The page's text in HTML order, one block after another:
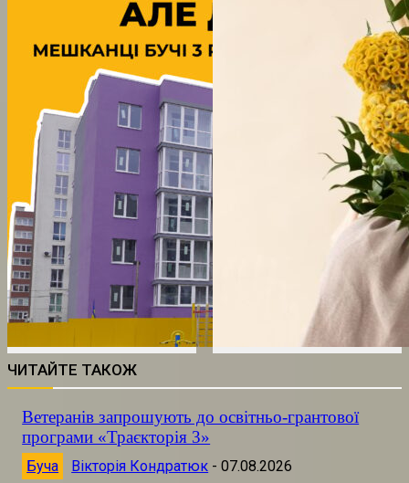
ЧИТАЙТЕ ТАКОЖ
Ветеранів запрошують до освітньо-грантової
програми «Траєкторія 3»
Буча Вікторія Кондратюк - 07.08.2026